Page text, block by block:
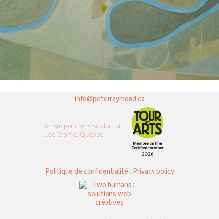
info@peterraymond.ca
Artiste peintre | Visual artist
Lac-Brome, Québec
Politique de confidentialité | Privacy policy